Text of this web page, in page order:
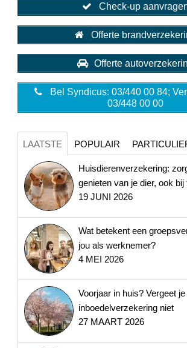
Check-up
Offerte
Offerte
Bel Syndicus: 03/440 00 84;
03/448 00 00
LAATSTE POPULAIR
Huisdierenverzekering:
genieten van je dier, ook bij
19 JUNI 2026
Wat betekent een
jou als werknemer?
4 MEI 2026
Voorjaar in huis? Vergeet
inboedelverzekering niet
27 MAART 2026